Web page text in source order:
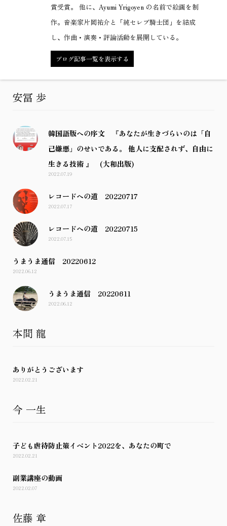
賞受賞。 他に、Ayumi Yrigoyen の名前で絵画を制
作。音楽家片岡祐介と「純セレブ騎士団」を結成
し、作曲・演奏・評論活動を展開している。
ブログ記事一覧を表示する
安冨 歩
韓国語版への序文 『あなたが生きづらいのは「自
己嫌悪」のせいである。 他人に支配されず、自由に
生きる技術 』 (大和出版)
2022.07.19
レコードへの道 20220717
2022.07.17
レコードへの道 20220715
2022.07.15
うまうま通信 20220612
2022.06.12
うまうま通信 20220611
2022.06.12
本間 龍
ありがとうございます
2022.02.21
今 一生
子ども虐待防止策イベント2022を、あなたの町で
2022.02.21
副業講座の動画
2022.02.07
佐藤 章